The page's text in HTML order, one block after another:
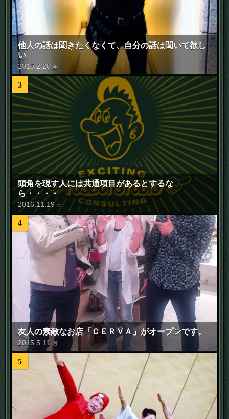
他人の話は聞きたくなくて、自分の話は聞いて欲し
い
2015 2 20 金
3
頭角を現す人には共通項目があるとするな
ら・・・・
2016 11 19 土
4
友人の素敵なお店「ＣＥＲＶＡ」がオープンです。
2015 5 11 月
5